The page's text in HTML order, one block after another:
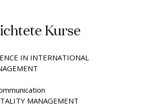
Kurse
IN INTERNATIONAL
MANAGEMENT